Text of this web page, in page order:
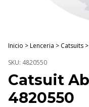
Inicio >Lenceria > Catsuits >
SKU: 4820550
Catsuit
4820550